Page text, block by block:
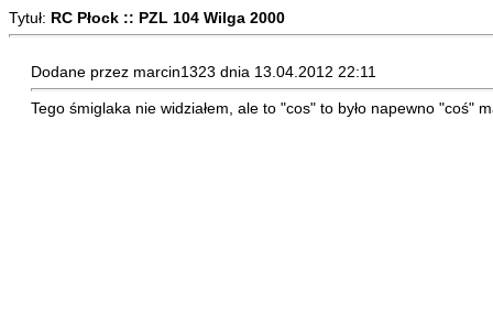
Tytuł: RC Płock :: PZL 104 Wilga 2000
Dodane przez marcin1323 dnia 13.04.2012 22:11
Tego śmiglaka nie widziałem, ale to "cos" to było napewno "coś"